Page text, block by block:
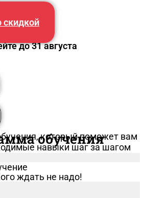
скидкой
до 31 августа
обучения
который поможет вам
навыки шаг за шагом
ждать не надо!